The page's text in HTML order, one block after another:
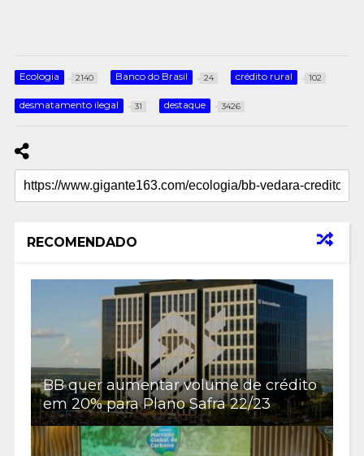
Ecologia 2140 Banco do Brasil 24 crédito rural 102
desmatamento ilegal 31 destaque 3426
RECOMENDADO
BB quer aumentar volume de crédito
em 20% para Plano Safra 22/23